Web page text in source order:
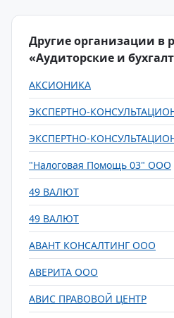
Другие организации в
«Аудиторские и
АКСИОНИКА
ЭКСПЕРТНО-
ЭКСПЕРТНО-
"Налоговая Помощь 03" ООО
49 ВАЛЮТ
49 ВАЛЮТ
АВАНТ КОНСАЛТИНГ ООО
АВЕРИТА ООО
АВИС ПРАВОВОЙ ЦЕНТР